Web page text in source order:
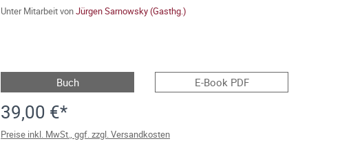
Unter Mitarbeit vonJürgen Sarnowsky (Gasthg.)
Buch E-Book PDF
39,00 €*
Preise inkl. MwSt., ggf. zzgl. Versandkosten